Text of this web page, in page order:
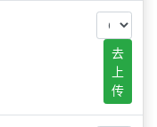
去
上
传